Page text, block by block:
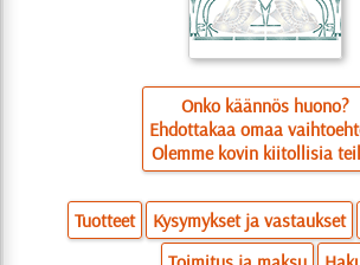
Onko käännös huono?
Ehdottakaa omaa
Olemme kovin kiitollisia
Tuotteet Kysymykset ja vastaukset